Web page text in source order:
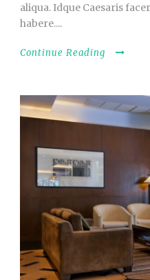
aliqua. Idque Caesaris
habere....
Continue Reading